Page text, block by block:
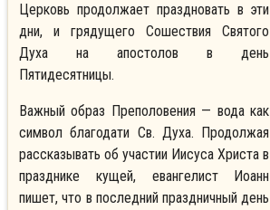
Церковь продолжает праздновать в эти
дни, и грядущего Сошествия Святого
Духа на апостолов в день
Пятидесятницы.
Важный образ Преполовения — вода как
символ благодати Св. Духа. Продолжая
рассказывать об участии Иисуса Христа в
празднике кущей, евангелист Иоанн
пишет, что в последний праздничный день